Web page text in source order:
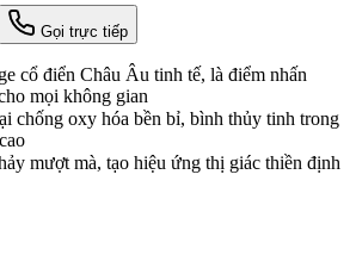
Gọi trực tiếp
cổ điển Châu Âu tinh tế, là điểm nhấn
mọi không gian
chống oxy hóa bền bỉ, bình thủy tinh trong
mượt mà, tạo hiệu ứng thị giác thiền định